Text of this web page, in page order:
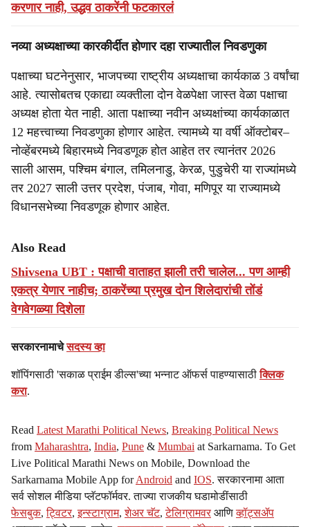
करणार नाही, उद्धव ठाकरेंनी फटकारलं
नव्या अध्यक्षाच्या कारकीर्दीत होणार दहा राज्यातील निवडणुका
पक्षाच्या घटनेनुसार, भाजपच्या राष्ट्रीय अध्यक्षाचा कार्यकाळ 3 वर्षांचा
आहे. त्यासोबतच एकाद्या व्यक्तीला दोन वेळपेक्षा जास्त वेळा पक्षाचा
अध्यक्ष होता येत नाही. आता पक्षाच्या नवीन अध्यक्षांच्या कार्यकाळात
12 महत्त्वाच्या निवडणुका होणार आहेत. त्यामध्ये या वर्षी ऑक्टोबर–
नोव्हेंबरमध्ये बिहारमध्ये निवडणूक होत आहेत तर त्यानंतर 2026
साली आसम, पश्चिम बंगाल, तमिलनाडु, केरळ, पुडुचेरी या राज्यांमध्ये
तर 2027 साली उत्तर प्रदेश, पंजाब, गोवा, मणिपूर या राज्यामध्ये
विधानसभेच्या निवडणूक होणार आहेत.
Also Read
Shivsena UBT : पक्षाची वाताहत झाली तरी चालेल... पण आम्ही
एकत्र येणार नाहीच; ठाकरेंच्या प्रमुख दोन शिलेदारांची तोंडं
वेगवेगळ्या दिशेला
सरकारनामाचेसदस्य व्हा
शॉपिंगसाठी 'सकाळ प्राईम डील्स'च्या भन्नाट ऑफर्स पाहण्यासाठीक्लिक
करा.
Read Latest Marathi Political News, Breaking Political News
from Maharashtra, India, Pune & Mumbai at Sarkarnama. To Get
Live Political Marathi News on Mobile, Download the
Sarkarnama Mobile App forAndroid and IOS. सरकारनामा आता
सर्व सोशल मीडिया प्लॅटफॉर्मवर. ताज्या राजकीय घडामोडींसाठी
फेसबुक,ट्विटर,इन्स्टाग्राम,शेअर चॅट,टेलिग्रामवर आणिव्हॉट्सॲप